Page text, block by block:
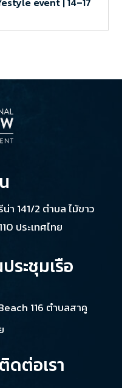
า 141/2 ตำบล ไม้ขาว
ประเทศไทย
ระชุมเรือ
116 ตำบลสาคู
ดต่อเรา